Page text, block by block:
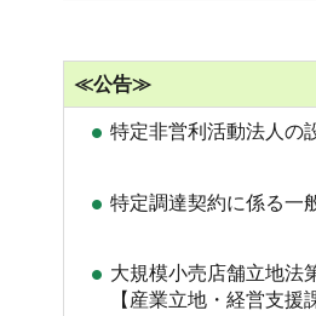
≪公告≫
特定非営利活動法人の
特定調達契約に係る一
大規模小売店舗立地法
【産業立地・経営支援